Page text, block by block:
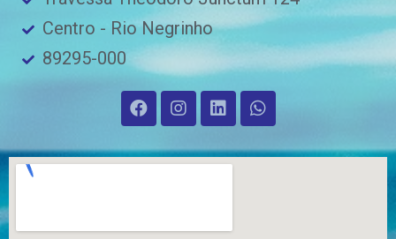
Centro - Rio Negrinho
89295-000